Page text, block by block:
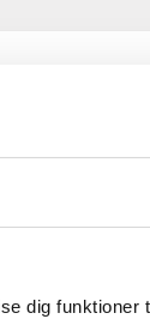
dig funktioner